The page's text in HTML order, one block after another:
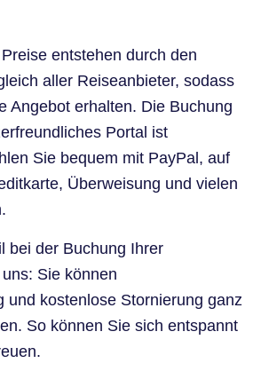
entstehen durch den
aller Reiseanbieter, sodass
Angebot erhalten. Die Buchung
Portal ist
Sie bequem mit PayPal, auf
Überweisung und vielen
bei der Buchung Ihrer
Sie können
und kostenlose Stornierung ganz
So können Sie sich entspannt